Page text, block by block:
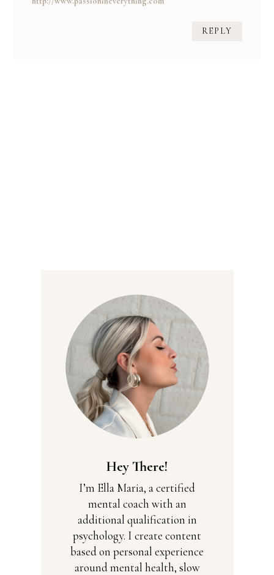
REPLY
Hey There!
I’m Ella Maria, a certified
mental coach with an
additional qualification in
psychology. I create content
based on personal experience
around mental health, slow